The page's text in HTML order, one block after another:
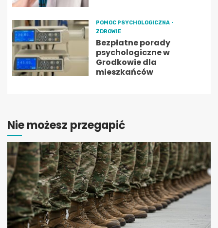
POMOC PSYCHOLOGICZNA
ZDROWIE
Bezpłatne porady
psychologiczne w
Grodkowie dla
mieszkańców
Nie możesz przegapić